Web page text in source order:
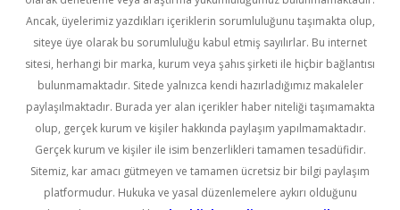
Ancak, üyelerimiz yazdıkları içeriklerin sorumluluğunu taşımakta olup,
siteye üye olarak bu sorumluluğu kabul etmiş sayılırlar. Bu internet
sitesi, herhangi bir marka, kurum veya şahıs şirketi ile hiçbir bağlantısı
bulunmamaktadır. Sitede yalnızca kendi hazırladığımız makaleler
paylaşılmaktadır. Burada yer alan içerikler haber niteliği taşımamakta
olup, gerçek kurum ve kişiler hakkında paylaşım yapılmamaktadır.
Gerçek kurum ve kişiler ile isim benzerlikleri tamamen tesadüfidir.
Sitemiz, kar amacı gütmeyen ve tamamen ücretsiz bir bilgi paylaşım
platformudur. Hukuka ve yasal düzenlemelere aykırı olduğunu